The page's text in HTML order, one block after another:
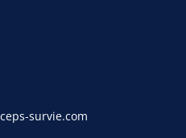
survie.com